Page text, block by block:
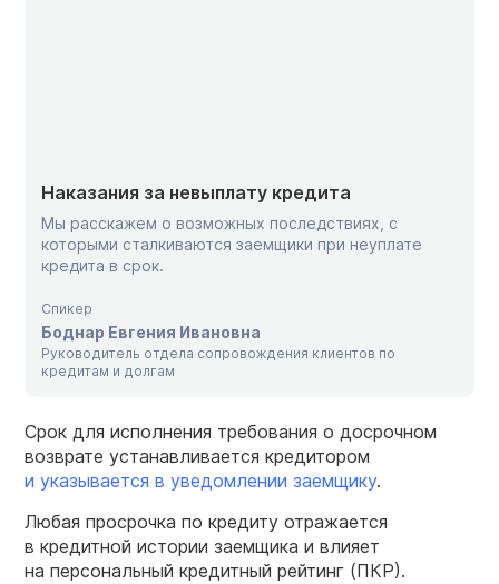
Наказания за невыплату кредита
Мы расскажем о возможных последствиях, с
которыми сталкиваются заемщики при неуплате
кредита в срок.
Спикер
Боднар Евгения Ивановна
Руководитель отдела сопровождения клиентов по
кредитам и долгам
Срок для исполнения требования о досрочном
возврате устанавливается кредитором
и указывается в уведомлении заемщику.
Любая просрочка по кредиту отражается
в кредитной истории заемщика и влияет
на персональный кредитный рейтинг (ПКР).